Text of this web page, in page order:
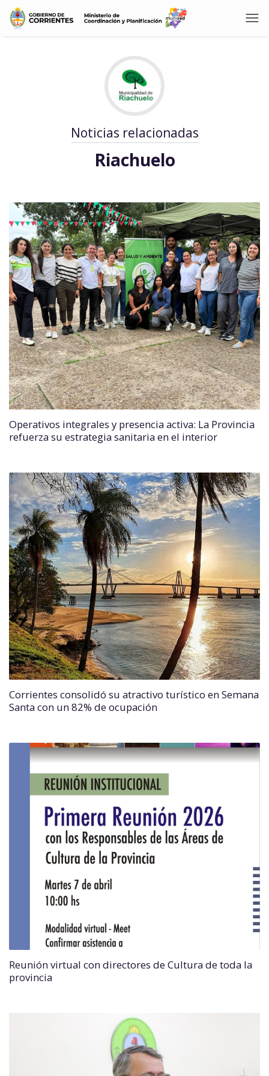
Noticias relacionadas
Riachuelo
Operativos integrales y presencia activa: La Provincia
refuerza su estrategia sanitaria en el interior
Corrientes consolidó su atractivo turístico en Semana
Santa con un 82% de ocupación
Reunión virtual con directores de Cultura de toda la
provincia